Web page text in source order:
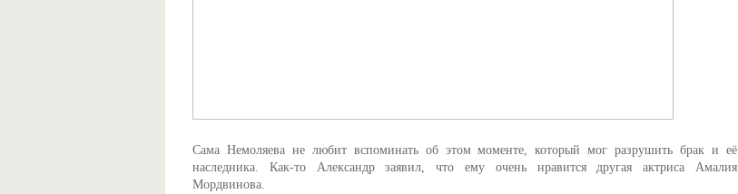
Сама Немоляева не любит вспоминать об этом моменте, который мог разрушить брак и её
наследника. Как-то Александр заявил, что ему очень нравится другая актриса Амалия
Мордвинова.